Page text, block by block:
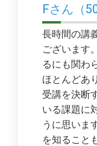
Fさん（
長時間の講
ございます
るにも関わ
ほとんどあ
受講を決断
いる課題に
うに思いま
を知ること